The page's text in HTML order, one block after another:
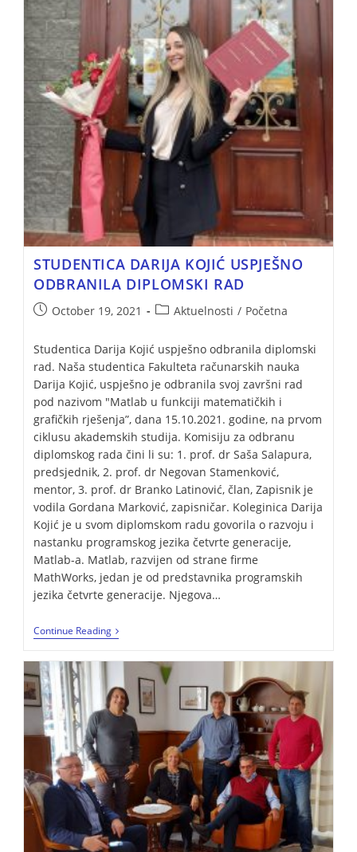
STUDENTICA DARIJA KOJIĆ USPJEŠNO
ODBRANILA DIPLOMSKI RAD
October 19, 2021 Aktuelnosti / Početna
Studentica Darija Kojić uspješno odbranila diplomski
rad. Naša studentica Fakulteta računarskih nauka
Darija Kojić, uspješno je odbranila svoj završni rad
pod nazivom "Matlab u funkciji matematičkih i
grafičkih rješenja”, dana 15.10.2021. godine, na prvom
ciklusu akademskih studija. Komisiju za odbranu
diplomskog rada čini li su: 1. prof. dr Saša Salapura,
predsjednik, 2. prof. dr Negovan Stamenković,
mentor, 3. prof. dr Branko Latinović, član, Zapisnik je
vodila Gordana Marković, zapisničar. Koleginica Darija
Kojić je u svom diplomskom radu govorila o razvoju i
nastanku programskog jezika četvrte generacije,
Matlab-a. Matlab, razvijen od strane firme
MathWorks, jedan je od predstavnika programskih
jezika četvrte generacije. Njegova…
Continue Reading